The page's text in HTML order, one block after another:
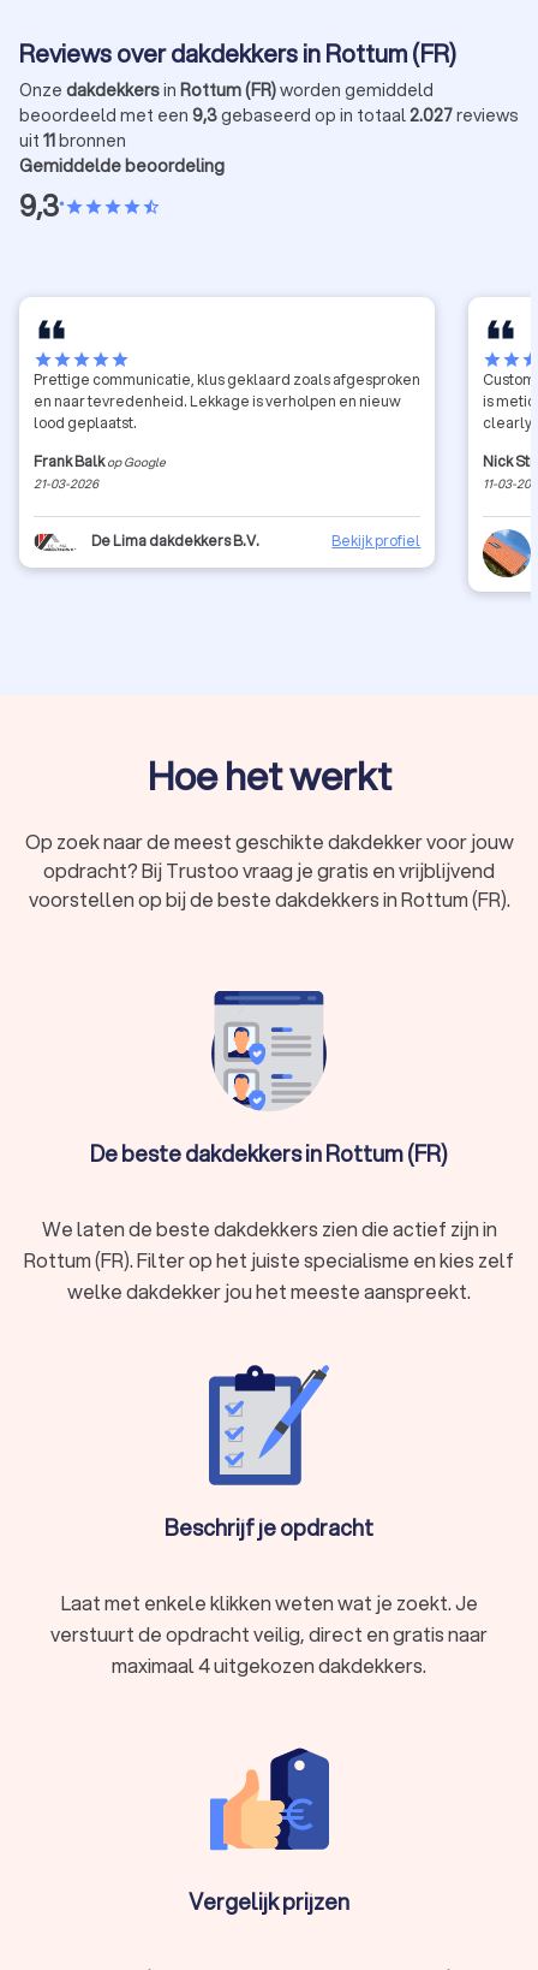
Reviews over dakdekkers in Rottum (FR)
Onze dakdekkersin Rottum (FR)worden gemiddeld
beoordeeld met een 9,3gebaseerd op in totaal2.027reviews
uit 11bronnen
Gemiddelde beoordeling
9,3•starstarstarstarstar_half
starstarstarstarstar
Prettige communicatie, klus geklaard zoals afgesproken
en naar tevredenheid. Lekkage is verholpen en nieuw
lood geplaatst.
Frank Balk op Google
21-03-2026
De Lima dakdekkers B.V. Bekijk profiel
starstar
is
clearly
Nick
11-03-
Hoe het werkt
Op zoek naar de meest geschikte dakdekker voor jouw
opdracht? Bij Trustoo vraag je gratis en vrijblijvend
voorstellen op bij de beste dakdekkers in Rottum (FR).
De beste dakdekkers in Rottum (FR)
We laten de beste dakdekkers zien die actief zijn in
Rottum (FR). Filter op het juiste specialisme en kies zelf
welke dakdekker jou het meeste aanspreekt.
Beschrijf je opdracht
Laat met enkele klikken weten wat je zoekt. Je
verstuurt de opdracht veilig, direct en gratis naar
maximaal 4 uitgekozen dakdekkers.
Vergelijk prijzen